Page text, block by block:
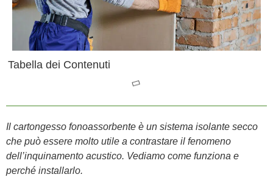
Tabella dei Contenuti
Il cartongesso fonoassorbente è un sistema isolante secco
che può essere molto utile a contrastare il fenomeno
dell’inquinamento acustico. Vediamo come funziona e
perché installarlo.